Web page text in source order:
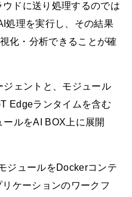
ドに送り処理するのでは
処理を実行し、その結果
化・分析できることが確
ェントと、モジュール
Edgeランタイムを含む
ルをAI BOX上に展開
ジュールをDockerコンテ
ケーションのワークフ